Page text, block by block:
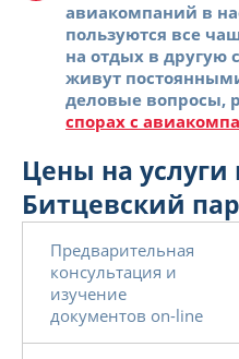
авиакомпаний в
пользуются все
на отдых в другую
живут
деловые вопросы,
спорах с
Цены на
Битцевский
Предварительная
консультация и
изучение
документов on-line